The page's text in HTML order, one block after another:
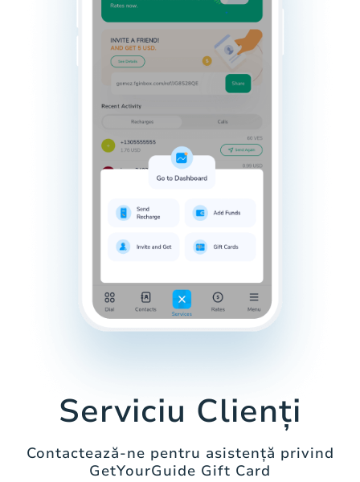
Serviciu Clienți
Contactează-ne pentru asistență privind
GetYourGuide Gift Card